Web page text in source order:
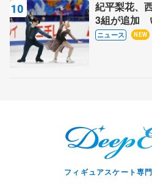
紀平梨花、
3組が追加
木下グループ
ニュース NEW
フィギュアスケート専